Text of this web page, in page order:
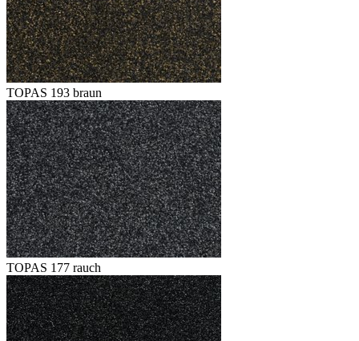
TOPAS 193 braun
TOPAS 177 rauch